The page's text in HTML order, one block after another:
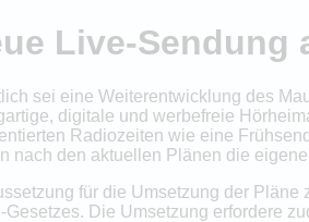
Live-Sendung
sei eine Weiterentwicklung des
digitale und werbefreie
Radiozeiten wie eine
nach den aktuellen Plänen die
für die Umsetzung der
Gesetzes. Die Umsetzung erfordere